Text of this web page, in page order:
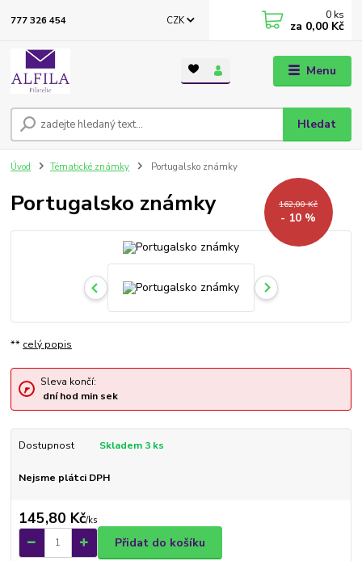
Menu
CZK
Hledat
777 326 454 0 ks
za 0,00 Kč
Úvod Tématické známky Portugalsko známky
Portugalsko známky 162,00 Kč
- 10 %
** celý popis
Sleva končí:
dníhod minsek
Dostupnost Skladem 3 ks
Nejsme plátci DPH
145,80 Kč/ks
Přidat do košíku